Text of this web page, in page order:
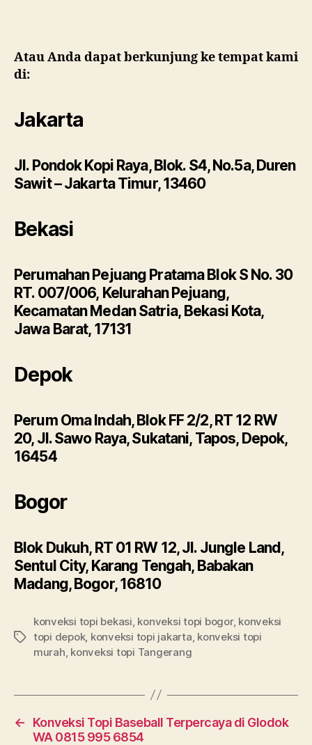
Atau Anda dapat berkunjung ke tempat kami
di:
Jakarta
Jl. Pondok Kopi Raya, Blok. S4, No.5a, Duren
Sawit – Jakarta Timur, 13460
Bekasi
Perumahan Pejuang Pratama Blok S No. 30
RT. 007/006, Kelurahan Pejuang,
Kecamatan Medan Satria, Bekasi Kota,
Jawa Barat, 17131
Depok
Perum Oma Indah, Blok FF 2/2, RT 12 RW
20, Jl. Sawo Raya, Sukatani, Tapos, Depok,
16454
Bogor
Blok Dukuh, RT 01 RW 12, Jl. Jungle Land,
Sentul City, Karang Tengah, Babakan
Madang, Bogor, 16810
Tags
konveksi topi bekasi konveksi topi bogor, konveksi
topi depok, konveksi topi jakarta konveksi topi
murah konveksi topi Tangerang
←
Konveksi Topi Baseball Terpercaya di Glodok
WA 0815 995 6854